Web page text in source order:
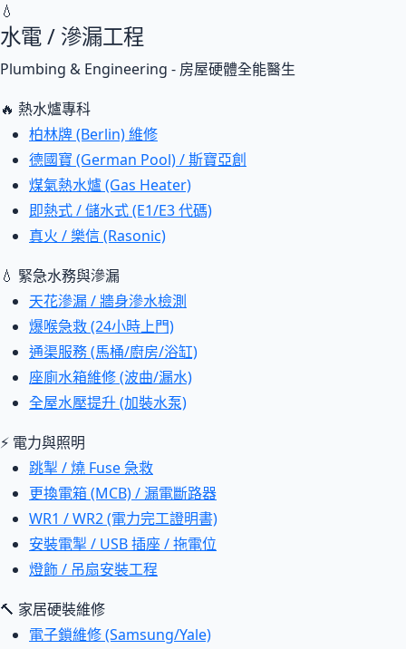
💧
水電 / 滲漏工程
Plumbing & Engineering - 房屋硬體全能醫生
🔥 熱水爐專科
柏林牌 (Berlin) 維修
德國寶 (German Pool) / 斯寶亞創
煤氣熱水爐 (Gas Heater)
即熱式 / 儲水式 (E1/E3 代碼)
真火 / 樂信 (Rasonic)
💧 緊急水務與滲漏
天花滲漏 / 牆身滲水檢測
爆喉急救 (24小時上門)
通渠服務 (馬桶/廚房/浴缸)
座廁水箱維修 (波曲/漏水)
全屋水壓提升 (加裝水泵)
⚡ 電力與照明
跳掣 / 燒 Fuse 急救
更換電箱 (MCB) / 漏電斷路器
WR1 / WR2 (電力完工證明書)
安裝電掣 / USB 插座 / 拖電位
燈飾 / 吊扇安裝工程
🔨 家居硬裝維修
電子鎖維修 (Samsung/Yale)